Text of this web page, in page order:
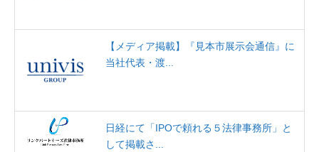
【メディア掲載】『見本市展示会通信』に
当社代表・渡...
日経にて「IPOで頼れる５法律事務所」と
して掲載さ...